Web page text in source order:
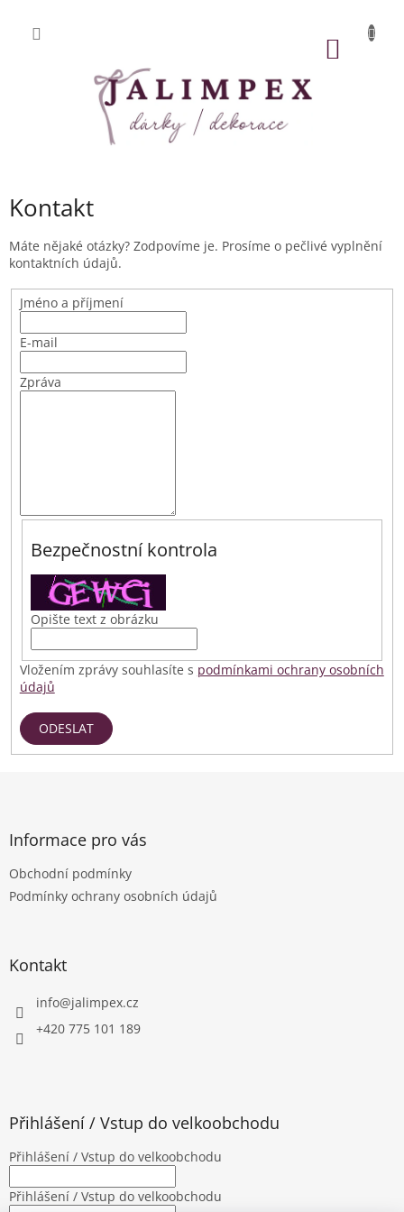
obsah
Kontakt
Máte nějaké otázky? Zodpovíme je. Prosíme o pečlivé vyplnění
kontaktních údajů.
Jméno a příjmení
E-mail
Zpráva
Bezpečnostní kontrola
Opište text z obrázku
Vložením zprávy souhlasíte s podmínkami ochrany osobních
údajů
ODESLAT
Informace pro vás
Obchodní podmínky
Podmínky ochrany osobních údajů
Kontakt
info@jalimpex.cz
+420 775 101 189
Přihlášení / Vstup do velkoobchodu
Přihlášení / Vstup do velkoobchodu
Přihlášení / Vstup do velkoobchodu